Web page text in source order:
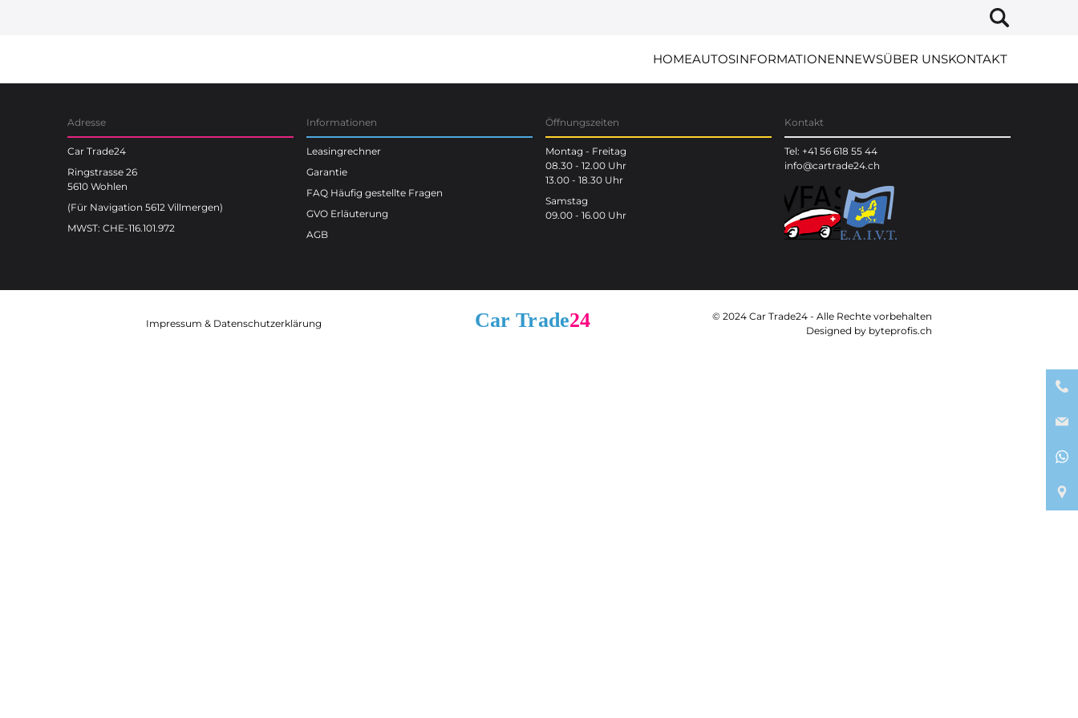
HOMEAUTOSINFORMATIONENNEWSÜBER UNSKONTAKT
Adresse
Car Trade24
Ringstrasse 26
5610 Wohlen
(Für Navigation 5612 Villmergen)
MWST: CHE-116.101.972
Informationen
Leasingrechner
Garantie
FAQ Häufig gestellte Fragen
GVO Erläuterung
AGB
Öffnungszeiten
Montag - Freitag
08.30 - 12.00 Uhr
13.00 - 18.30 Uhr
Samstag
09.00 - 16.00 Uhr
Kontakt
Tel: +41 56 618 55 44
info@cartrade24.ch
Impressum & Datenschutzerklärung
© 2024 Car Trade24 - Alle Rechte vorbehalten
Designed by byteprofis.ch